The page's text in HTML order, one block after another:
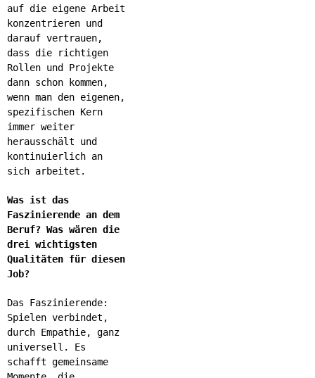
auf die eigene Arbeit
konzentrieren und
darauf vertrauen,
dass die richtigen
Rollen und Projekte
dann schon kommen,
wenn man den eigenen,
spezifischen Kern
immer weiter
herausschält und
kontinuierlich an
sich arbeitet.
Was ist das
Faszinierende an dem
Beruf? Was wären die
drei wichtigsten
Qualitäten für diesen
Job?
Das Faszinierende:
Spielen verbindet,
durch Empathie, ganz
universell. Es
schafft gemeinsame